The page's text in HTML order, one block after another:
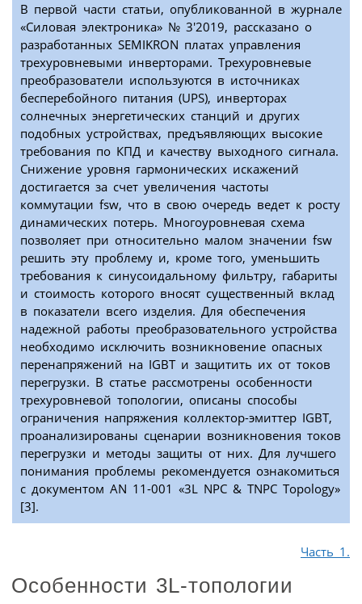
В первой части статьи, опубликованной в журнале
«Силовая электроника» № 3'2019, рассказано о
разработанных SEMIKRON платах управления
трехуровневыми инверторами. Трехуровневые
преобразователи используются в источниках
бесперебойного питания (UPS), инверторах
солнечных энергетических станций и других
подобных устройствах, предъявляющих высокие
требования по КПД и качеству выходного сигнала.
Снижение уровня гармонических искажений
достигается за счет увеличения частоты
коммутации fsw, что в свою очередь ведет к росту
динамических потерь. Многоуровневая схема
позволяет при относительно малом значении fsw
решить эту проблему и, кроме того, уменьшить
требования к синусоидальному фильтру, габариты
и стоимость которого вносят существенный вклад
в показатели всего изделия. Для обеспечения
надежной работы преобразовательного устройства
необходимо исключить возникновение опасных
перенапряжений на IGBT и защитить их от токов
перегрузки. В статье рассмотрены особенности
трехуровневой топологии, описаны способы
ограничения напряжения коллектор-эмиттер IGBT,
проанализированы сценарии возникновения токов
перегрузки и методы защиты от них. Для лучшего
понимания проблемы рекомендуется ознакомиться
с документом AN 11-001 «3L NPC & TNPC Topology»
[3].
Часть 1.
Особенности 3L-топологии